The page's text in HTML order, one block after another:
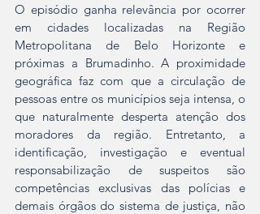
O episódio ganha relevância por ocorrer
em cidades localizadas na Região
Metropolitana de Belo Horizonte e
próximas a Brumadinho. A proximidade
geográfica faz com que a circulação de
pessoas entre os municípios seja intensa, o
que naturalmente desperta atenção dos
moradores da região. Entretanto, a
identificação, investigação e eventual
responsabilização de suspeitos são
competências exclusivas das polícias e
demais órgãos do sistema de justiça, não